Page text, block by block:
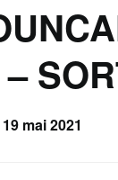
19 mai 2021